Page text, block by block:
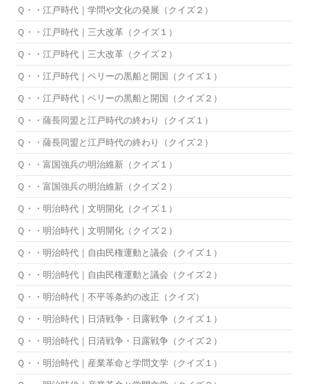
Ｑ・・江戸時代｜学問や文化の発展（クイズ２）
Ｑ・・江戸時代｜三大改革（クイズ１）
Ｑ・・江戸時代｜三大改革（クイズ２）
Ｑ・・江戸時代｜ペリーの黒船と開国（クイズ１）
Ｑ・・江戸時代｜ペリーの黒船と開国（クイズ２）
Ｑ・・薩長同盟と江戸時代の終わり（クイズ１）
Ｑ・・薩長同盟と江戸時代の終わり（クイズ２）
Ｑ・・富国強兵の明治維新（クイズ１）
Ｑ・・富国強兵の明治維新（クイズ２）
Ｑ・・明治時代｜文明開化（クイズ１）
Ｑ・・明治時代｜文明開化（クイズ２）
Ｑ・・明治時代｜自由民権運動と議会（クイズ１）
Ｑ・・明治時代｜自由民権運動と議会（クイズ２）
Ｑ・・明治時代｜不平等条約の改正（クイズ）
Ｑ・・明治時代｜日清戦争・日露戦争（クイズ１）
Ｑ・・明治時代｜日清戦争・日露戦争（クイズ２）
Ｑ・・明治時代｜産業革命と学問文学（クイズ１）